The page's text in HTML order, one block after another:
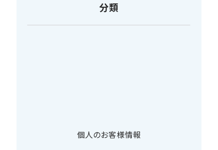
分類
個人のお客様情報